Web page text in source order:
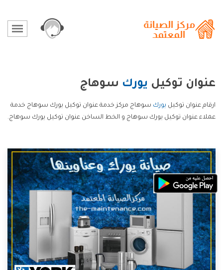
عنوان توكيل يورك سوهاج
ارقام عنوان توكيل يورك سوهاج مركز خدمة عنوان توكيل يورك سوهاج خدمة
عملاء عنوان توكيل يورك سوهاج و الخط الساخن عنوان توكيل يورك سوهاج.